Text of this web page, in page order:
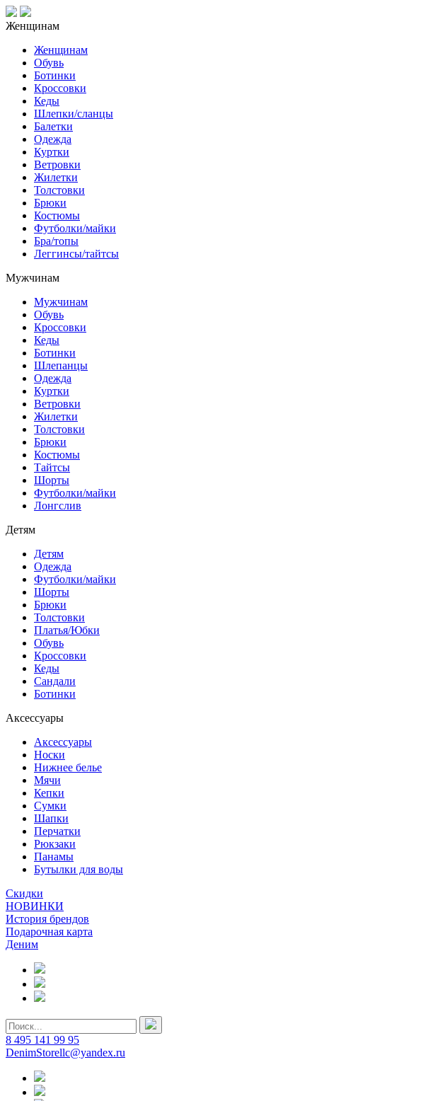
Женщинам
Женщинам
Обувь
Ботинки
Кроссовки
Кеды
Шлепки/сланцы
Балетки
Одежда
Куртки
Ветровки
Жилетки
Толстовки
Брюки
Костюмы
Футболки/майки
Бра/топы
Леггинсы/тайтсы
Мужчинам
Мужчинам
Обувь
Кроссовки
Кеды
Ботинки
Шлепанцы
Одежда
Куртки
Ветровки
Жилетки
Толстовки
Брюки
Костюмы
Тайтсы
Шорты
Футболки/майки
Лонгслив
Детям
Детям
Одежда
Футболки/майки
Шорты
Брюки
Толстовки
Платья/Юбки
Обувь
Кроссовки
Кеды
Сандали
Ботинки
Аксессуары
Аксессуары
Носки
Нижнее белье
Мячи
Кепки
Сумки
Шапки
Перчатки
Рюкзаки
Панамы
Бутылки для воды
Скидки
НОВИНКИ
История брендов
Подарочная карта
Деним
8 495 141 99 95
DenimStorellc@yandex.ru